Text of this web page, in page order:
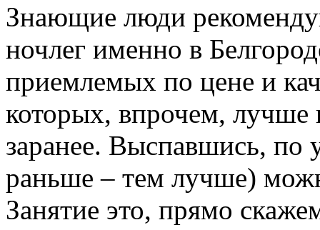
Знающие люди
ночлег именно в
приемлемых по цене и
которых, впрочем, лучше
заранее. Выспавшись, по
раньше – тем лучше)
Занятие это, прямо